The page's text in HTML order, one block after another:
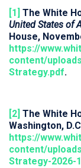
[1] The White
United States of
House,
https://
content/
Strategy.pdf.
[2] The White
Washington,
https://
content/
Strategy-2026-